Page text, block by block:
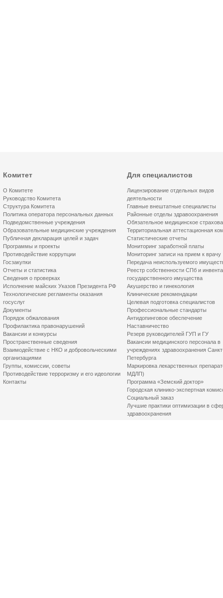
Комитет
О Комитете
Руководство Комитета
Структура Комитета
Политика оператора персональных данных
Подведомственные учреждения
Образовательные медицинские учреждения
Публичная декларация целей и задач
Программы и проекты
Противодействие коррупции
Госзакупки
Отчеты и статистика
Сведения о проверках
Исполнение майских Указов Президента РФ
Технологические регламенты оказания
госуслуг
Документы
Порядок обжалования
Профилактика правонарушений
Вакансии и конкурсы
Пространственные сведения
Взаимодействие с НКО и добровольческими
организациями
Группы, комиссии, советы
Противодействие терроризму и его идеологии
Контакты
Для специалистов
Лицензирование отдельных видов
деятельности
Главные внештатные специалисты
Районные отделы здравоохранения
Обязательное медицинское
Территориальная аттестационная
Статистические отчеты
Мониторинг заработной платы
Мониторинг записи на прием к врачу
Передача неиспользуемого
Реестр собственности СПб и
государственного имущества
Акушерство и гинекология
Клинические рекомендации
Целевая подготовка специалистов
Профессиональные стандарты
Антидопинговое обеспечение
Наставничество
Резерв руководителей ГУП и ГУ
Вакансии медицинского персонала в
учреждениях здравоохранения
Петербурга
Маркировка лекарственных
МДЛП)
Программа «Земский доктор»
Городская клинико-экспертная
Социальный заказ
Лучшие практики оптимизации в
здравоохранения